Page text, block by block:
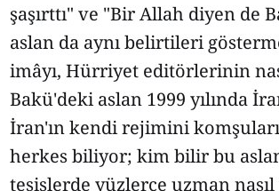
şaşırttı" ve "Bir Allah diyen de
aslan da aynı belirtileri
imâyı, Hürriyet editörlerinin
Bakü'deki aslan 1999 yılında
İran'ın kendi rejimini
herkes biliyor; kim bilir bu
tesislerde yüzlerce uzman nasıl